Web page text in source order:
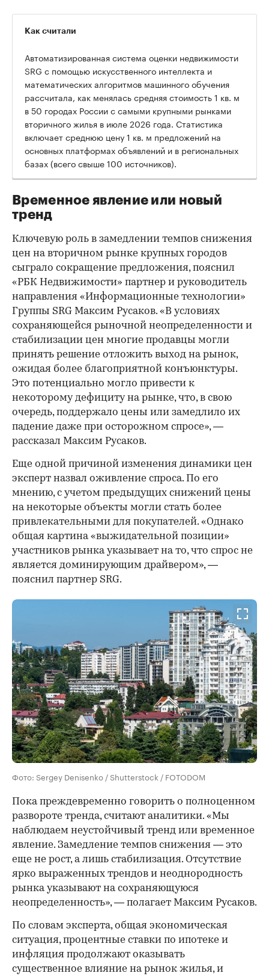
00:00 / 00:00
Как считали
Автоматизированная система оценки недвижимости
SRG с помощью искусственного интеллекта и
математических алгоритмов машинного обучения
рассчитала, как менялась средняя стоимость 1 кв. м
в 50 городах России с самыми крупными рынками
вторичного жилья в июле 2026 года. Статистика
включает среднюю цену 1 кв. м предложений на
основных платформах объявлений и в региональных
базах (всего свыше 100 источников).
Временное явление или новый
тренд
Ключевую роль в замедлении темпов снижения
цен на вторичном рынке крупных городов
сыграло сокращение предложения, пояснил
«РБК Недвижимости» партнер и руководитель
направления «Информационные технологии»
Группы SRG Максим Русаков. «В условиях
сохраняющейся рыночной неопределенности и
стабилизации цен многие продавцы могли
принять решение отложить выход на рынок,
ожидая более благоприятной конъюнктуры.
Это потенциально могло привести к
некоторому дефициту на рынке, что, в свою
очередь, поддержало цены или замедлило их
падение даже при осторожном спросе», —
рассказал Максим Русаков.
Еще одной причиной изменения динамики цен
эксперт назвал оживление спроса. По его
мнению, с учетом предыдущих снижений цены
на некоторые объекты могли стать более
привлекательными для покупателей. «Однако
общая картина «выжидательной позиции»
участников рынка указывает на то, что спрос не
является доминирующим драйвером», —
пояснил партнер SRG.
Фото: Sergey Denisenko / Shutterstock / FOTODOM
Пока преждевременно говорить о полноценном
развороте тренда, считают аналитики. «Мы
наблюдаем неустойчивый тренд или временное
явление. Замедление темпов снижения — это
еще не рост, а лишь стабилизация. Отсутствие
ярко выраженных трендов и неоднородность
рынка указывают на сохраняющуюся
неопределенность», — полагает Максим Русаков.
По словам эксперта, общая экономическая
ситуация, процентные ставки по ипотеке и
инфляция продолжают оказывать
существенное влияние на рынок жилья, и